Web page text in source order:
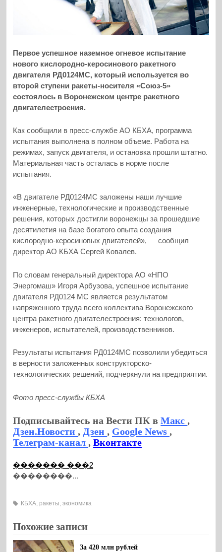
Первое успешное наземное огневое испытание
нового кислородно-керосинового ракетного
двигателя РД0124МС, который используется во
второй ступени ракеты-носителя «Союз-5»
состоялось в Воронежском центре ракетного
двигателестроения.
Как сообщили в пресс-службе АО КБХА, программа
испытания выполнена в полном объеме. Работа на
режимах, запуск двигателя, и остановка прошли штатно.
Материальная часть осталась в норме после
испытания.
«В двигателе РД0124МС заложены наши лучшие
инженерные, технологические и производственные
решения, которых достигли воронежцы за прошедшие
десятилетия на базе богатого опыта создания
кислородно-керосиновых двигателей», — сообщил
директор АО КБХА Сергей Ковалев.
По словам генеральный директора АО «НПО
Энергомаш» Игоря Арбузова, успешное испытание
двигателя РД0124 МС является результатом
напряженного труда всего коллектива Воронежского
центра ракетного двигателестроения: технологов,
инженеров, испытателей, производственников.
Результаты испытания РД0124МС позволили убедиться
в верности заложенных конструкторско-
технологических решений, подчеркнули на предприятии.
Фото пресс-службы КБХА
Подписывайтесь на Вести ПК вМакс,
Дзен.Новости, Дзен, Google News,
Телеграм-канал,Вконтакте
������� ���2
��������...
КБХА, ракеты,экономика
Похожие записи
За 420 млн рублей